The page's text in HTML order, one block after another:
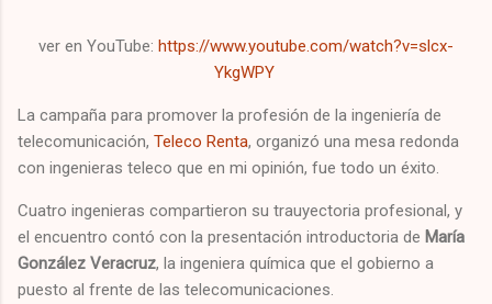
ver en YouTube: https://www.youtube.com/watch?v=slcx-
YkgWPY
La campaña para promover la profesión de la ingeniería de
telecomunicación, Teleco Renta, organizó una mesa redonda
con ingenieras teleco que en mi opinión, fue todo un éxito.
Cuatro ingenieras compartieron su trauyectoria profesional, y
el encuentro contó con la presentación introductoria de María
González Veracruz, la ingeniera química que el gobierno a
puesto al frente de las telecomunicaciones.